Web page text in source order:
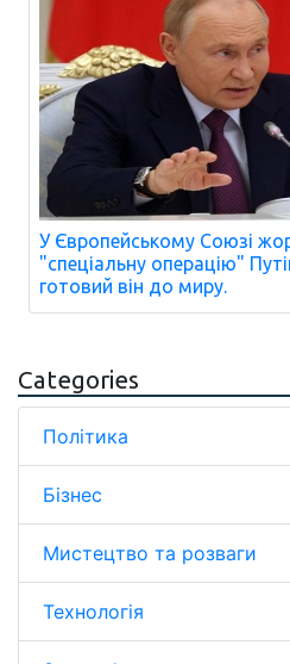
У Європейському Союзі
"спеціальну операцію"
готовий він до миру.
Categories
Політика
Бізнес
Мистецтво та розваги
Технологія